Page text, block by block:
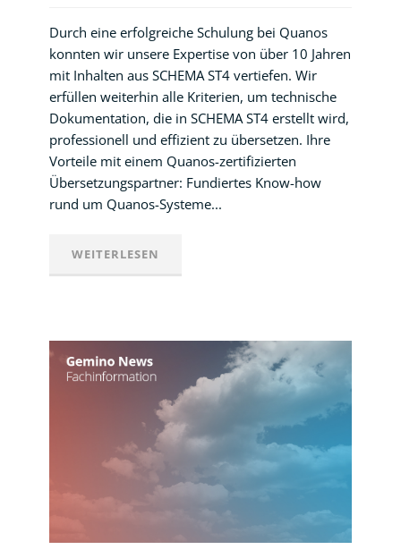
Durch eine erfolgreiche Schulung bei Quanos
konnten wir unsere Expertise von über 10 Jahren
mit Inhalten aus SCHEMA ST4 vertiefen. Wir
erfüllen weiterhin alle Kriterien, um technische
Dokumentation, die in SCHEMA ST4 erstellt wird,
professionell und effizient zu übersetzen. Ihre
Vorteile mit einem Quanos-zertifizierten
Übersetzungspartner: Fundiertes Know-how
rund um Quanos-Systeme...
WEITERLESEN